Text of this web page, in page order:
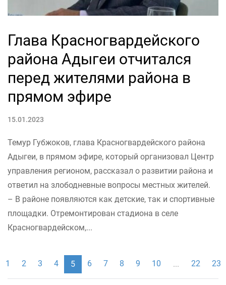
Глава Красногвардейского
района Адыгеи отчитался
перед жителями района в
прямом эфире
15.01.2023
Темур Губжоков, глава Красногвардейского района
Адыгеи, в прямом эфире, который организовал Центр
управления регионом, рассказал о развитии района и
ответил на злободневные вопросы местных жителей.
– В районе появляются как детские, так и спортивные
площадки. Отремонтирован стадиона в селе
Красногвардейском,...
1 2 3 4 5 6 7 8 9 10 ... 22 23